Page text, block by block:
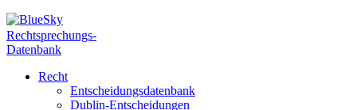
Rechtsprechungs-
Datenbank
Recht
Entscheidungsdatenbank
Dublin-Entscheidungen